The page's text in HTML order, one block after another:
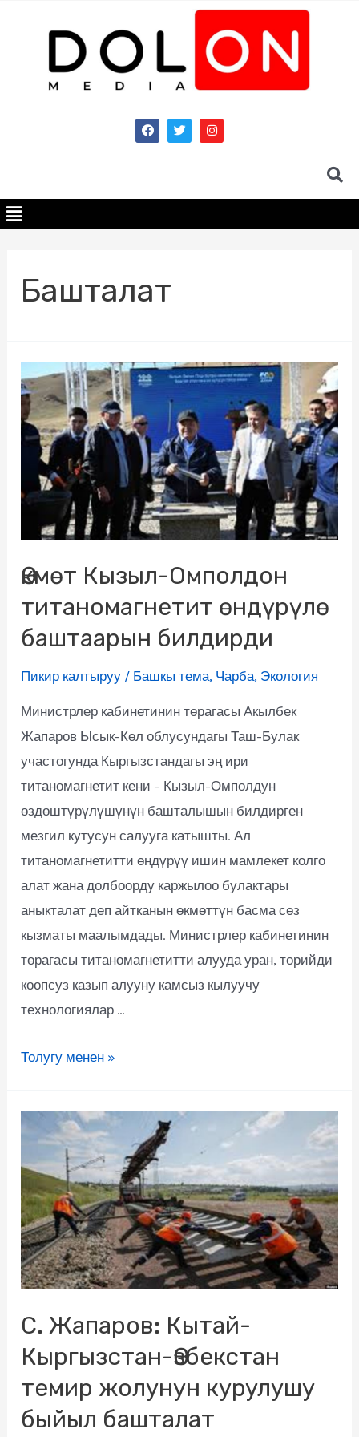
Башталат
Өкмөт Кызыл-Омполдон
титаномагнетит өндүрүлө
баштаарын билдирди
Пикир калтыруу / Башкы тема, Чарба, Экология
Министрлер кабинетинин төрагасы Акылбек
Жапаров Ысык-Көл облусундагы Таш-Булак
участогунда Кыргызстандагы эң ири
титаномагнетит кени – Кызыл-Омполдун
өздөштүрүлүшүнүн башталышын билдирген
мезгил кутусун салууга катышты. Ал
титаномагнетитти өндүрүү ишин мамлекет колго
алат жана долбоорду каржылоо булактары
аныкталат деп айтканын өкмөттүн басма сөз
кызматы маалымдады. Министрлер кабинетинин
төрагасы титаномагнетитти алууда уран, торийди
коопсуз казып алууну камсыз кылуучу
технологиялар …
Толугу менен »
С. Жапаров: Кытай-
Кыргызстан-Өзбекстан
темир жолунун курулушу
быйыл башталат